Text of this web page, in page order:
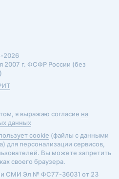
2026
2007 г. ФСФР России (без
я выражаю согласие на
данных
cookie (файлы с данными
для персонализации сервисов,
Вы можете запретить
своего браузера.
СМИ Эл № ФС77-36031 от 23